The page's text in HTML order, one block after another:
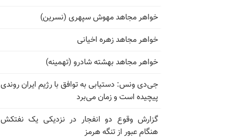
خواهر مجاهد مهوش سپهری (نسرین)
خواهر مجاهد زهره اخیانی
خواهر مجاهد بهشته شادرو (تهمینه)
جی‌دی ونس: دستیابی به توافق با رژیم ایران روندی
پیچیده است و زمان می‌برد
گزارش وقوع دو انفجار در نزدیکی یک نفتکش
هنگام عبور از تنگه هرمز